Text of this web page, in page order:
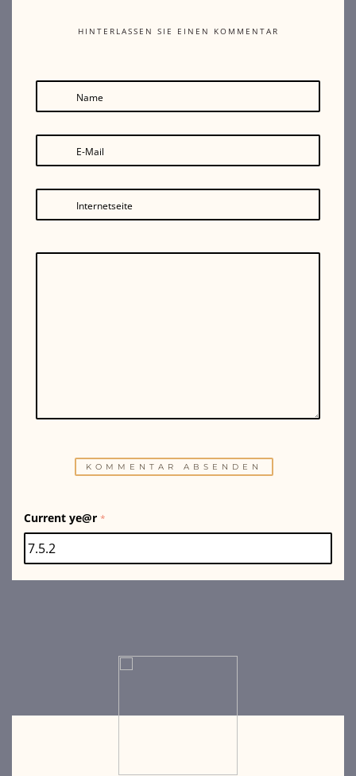
HINTERLASSEN SIE EINEN KOMMENTAR
Name
E-Mail
Internetseite
Current ye@r *